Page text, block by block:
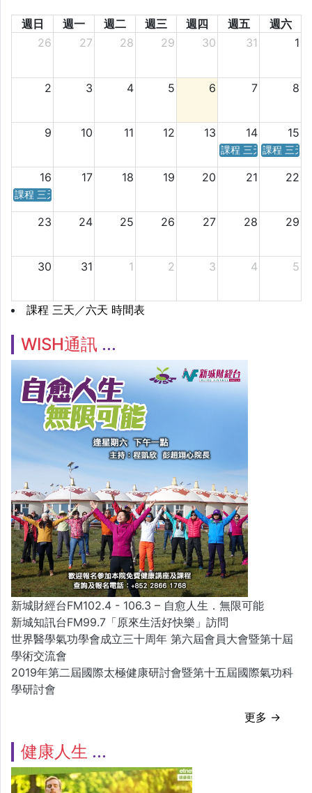
週日 週一 週二 週三 週四 週五
週六
26
27 28 29 30 31 1
2 3 4 5 6 7 8
9 10 11 12 13 14 15
課程 三天／六天 時
課程 三天
16 17 18 19 20 21 22
課程 三天／六天 時間表
23 24 25 26 27 28 29
30 31 1 2 3 4 5
課程 三天／六天 時間表
WISH通訊
新城財經台FM102.4 - 106.3 – 自愈人生．無限可能
新城知訊台FM99.7「原來生活好快樂」訪問
世界醫學氣功學會成立三十周年 第六屆會員大會暨第十屆
學術交流會
2019年第二屆國際太極健康研討會暨第十五屆國際氣功科
學研討會
更多 →
健康人生